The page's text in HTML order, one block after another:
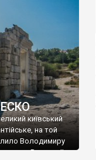
об’єкту
але експерти та
київський
на той
Володимиру
Василю ІІ,